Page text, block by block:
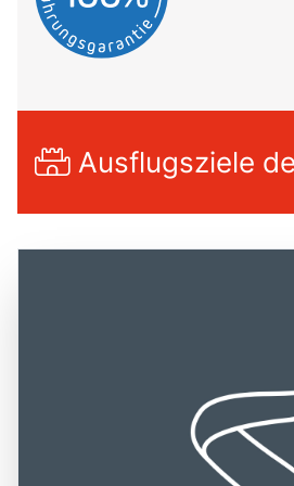
Ausflugsziele